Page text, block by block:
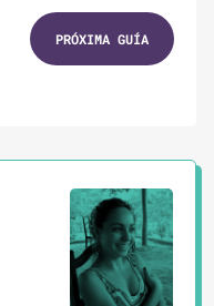
digital en el
digital en
PRÓXIMA GUÍA